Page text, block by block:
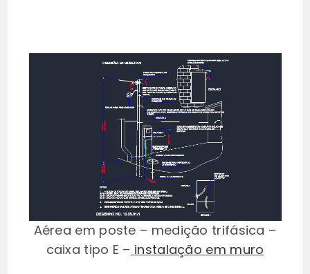
Aérea em poste – medição trifásica –
caixa tipo E – instalação em muro